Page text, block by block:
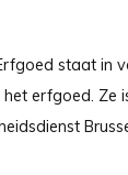
staat in
erfgoed. Ze